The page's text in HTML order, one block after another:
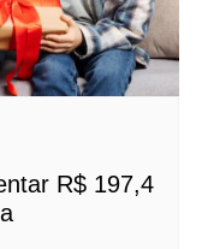
R$ 197,4